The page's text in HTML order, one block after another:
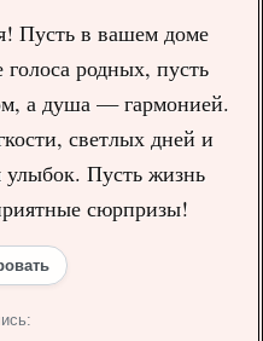
Пусть в вашем доме
голоса родных, пусть
а душа — гармонией.
светлых дней и
улыбок. Пусть жизнь
сюрпризы!